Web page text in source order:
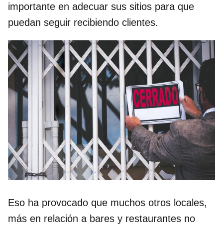
importante en adecuar sus sitios para que
puedan seguir recibiendo clientes.
Eso ha provocado que muchos otros locales,
más en relación a bares y restaurantes no